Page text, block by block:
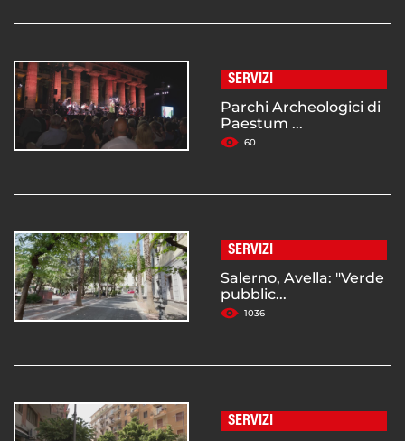
SERVIZI
Parchi Archeologici di
Paestum ...
60
SERVIZI
Salerno, Avella: "Verde
pubblic...
1036
SERVIZI